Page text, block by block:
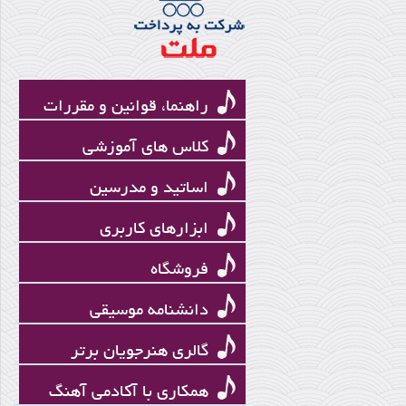
راهنما، قوانین و مقررات
کلاس های آموزشی
اساتید و مدرسین
ابزارهای کاربری
فروشگاه
دانشنامه موسیقی
گالری هنرجویان برتر
همکاری با آکادمی آهنگ
جمشید عندلیبی